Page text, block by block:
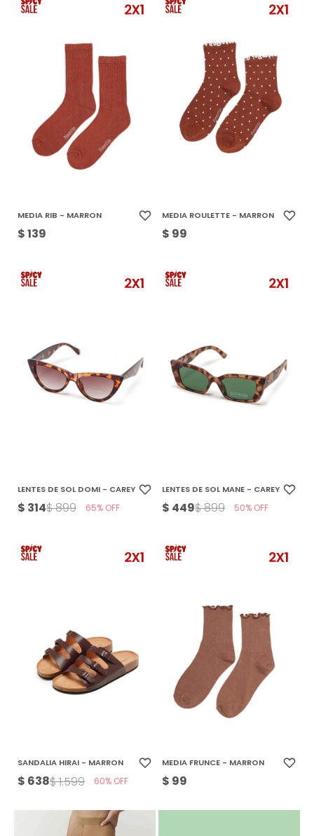
MEDIA RIB - MARRON
$139
MEDIA ROULETTE - MARRON
$ 99
LENTES DE SOL DOMI - CAREY
$ 314$899 65
LENTES DE SOL MANE - CAREY
$ 449$899 50
SANDALIA HIRAI - MARRON
$ 638$1.599 60
MEDIA FRUNCE - MARRON
$ 99